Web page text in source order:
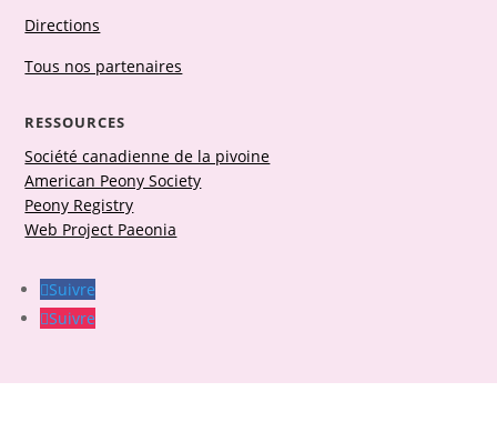
Directions
Tous nos partenaires
RESSOURCES
Société canadienne de la pivoine
American Peony Society
Peony Registry
Web Project Paeonia
Suivre
Suivre